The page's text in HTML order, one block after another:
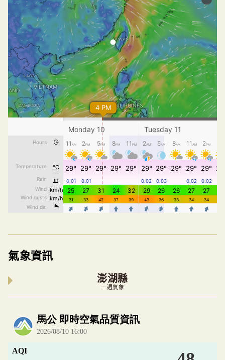
氣象資訊
澎湖縣
一週氣象
內嵌空氣品質小工具為視覺預覽，完整即時空